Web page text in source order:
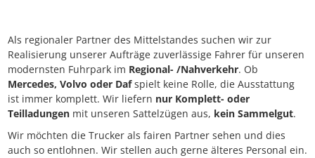
Als regionaler Partner des Mittelstandes suchen wir zur
Realisierung unserer Aufträge zuverlässige Fahrer für unseren
modernsten Fuhrpark im Regional- /Nahverkehr. Ob
Mercedes, Volvo oder Dafspielt keine Rolle, die Ausstattung
ist immer komplett. Wir liefern nur Komplett- oder
Teilladungen mit unseren Sattelzügen aus, kein Sammelgut.
Wir möchten die Trucker als fairen Partner sehen und dies
auch so entlohnen. Wir stellen auch gerne älteres Personal ein.